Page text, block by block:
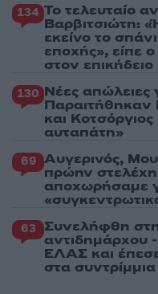
134 Το τελευταίο
Βαρβιτσιώτη:
εκείνο το
εποχής», είπε
στον επικήδειο
130 Νέες απώλειες
Παραιτήθηκαν
και
αυταπάτη»
69 Αυγερινός,
πρώην
αποχωρήσαμε
63 Συνελήφθη
αντιδημάρχου
ΕΛΑΣ και
στα